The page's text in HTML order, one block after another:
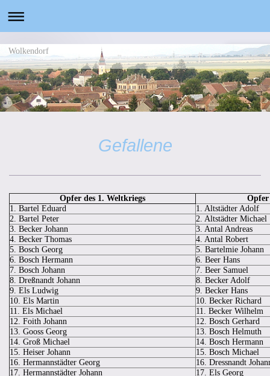
Wolkendorf
Gefallene
Opfer des 1. Weltkriegs
Opfer
1. Bartel Eduard
1. Altstädter Adolf
2. Bartel Peter
2. Altstädter Michael
3. Becker Johann
3. Antal Andreas
4. Becker Thomas
4. Antal Robert
5. Bosch Georg
5. Bartelmie Johann
6. Bosch Hermann
6. Beer Hans
7. Bosch Johann
7. Beer Samuel
8. Dreßnandt Johann
8. Becker Adolf
9. Els Ludwig
9. Becker Hans
10. Els Martin
10. Becker Richard
11. Els Michael
11. Becker Wilhelm
12. Foith Johann
12. Bosch Gerhard
13. Gooss Georg
13. Bosch Helmuth
14. Groß Michael
14. Bosch Hermann
15. Heiser Johann
15. Bosch Michael
16. Hermannstädter Georg
16. Dressnandt
17. Hermannstädter Johann
17. Els Georg